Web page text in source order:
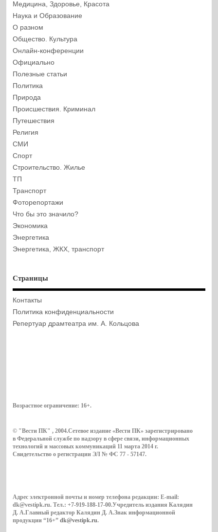
Медицина, Здоровье, Красота
Наука и Образование
О разном
Общество. Культура
Онлайн-конференции
Официально
Полезные статьи
Политика
Природа
Происшествия. Криминал
Путешествия
Религия
СМИ
Спорт
Строительство. Жилье
ТП
Транспорт
Фоторепортажи
Что бы это значило?
Экономика
Энергетика
Энергетика, ЖКХ, транспорт
Страницы
Контакты
Политика конфиденциальности
Репертуар драмтеатра им. А. Кольцова
Возрастное ограничение: 16+.
© "Вести ПК" , 2004.Сетевое издание «Вести ПК» зарегистрировано
в Федеральной службе по надзору в сфере связи, информационных
технологий и массовых коммуникаций 11 марта 2014 г.
Свидетельство о регистрации ЭЛ № ФС 77 - 57147.
Адрес электронной почты и номер телефона редакции: E-mail:
dk@vestipk.ru. Тел.: +7-919-188-17-00.Учредитель издания Калядин
Д. А.Главный редактор Калядин Д. А.Знак информационной
продукции “16+”dk@vestipk.ru.